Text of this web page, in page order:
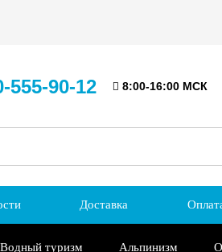
555-90-12 8:00-16:00 МСК
Доставка
Водный туризм Альпинизм